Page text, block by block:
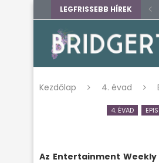
LEGFRISSEBB HÍREK
Kezdőlap 4. évad
4. ÉVAD
Az Entertainment